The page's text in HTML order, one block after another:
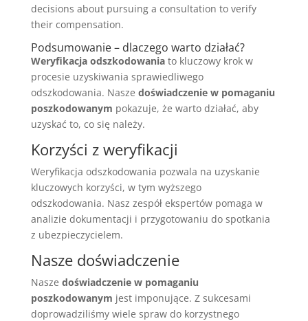
decisions about pursuing a consultation to verify
their compensation.
Podsumowanie – dlaczego warto działać?
Weryfikacja odszkodowaniato kluczowy krok w
procesie uzyskiwania sprawiedliwego
odszkodowania. Nasze doświadczenie w pomaganiu
poszkodowanym pokazuje, że warto działać, aby
uzyskać to, co się należy.
Korzyści z weryfikacji
Weryfikacja odszkodowania pozwala na uzyskanie
kluczowych korzyści, w tym wyższego
odszkodowania. Nasz zespół ekspertów pomaga w
analizie dokumentacji i przygotowaniu do spotkania
z ubezpieczycielem.
Nasze doświadczenie
Nasze doświadczenie w pomaganiu
poszkodowanym jest imponujące. Z sukcesami
doprowadziliśmy wiele spraw do korzystnego